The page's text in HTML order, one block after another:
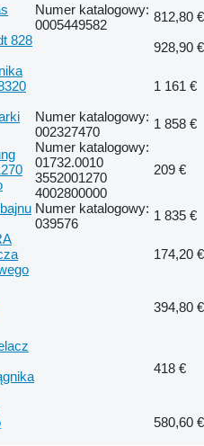
Numer katalogowy:
0005449582
812,80 €
828
928,90 €
1 161 €
Numer katalogowy:
002327470
1 858 €
Numer katalogowy:
01732.0010
3552001270
4002800000
209 €
Numer katalogowy:
039576
1 835 €
174,20 €
394,80 €
418 €
580,60 €